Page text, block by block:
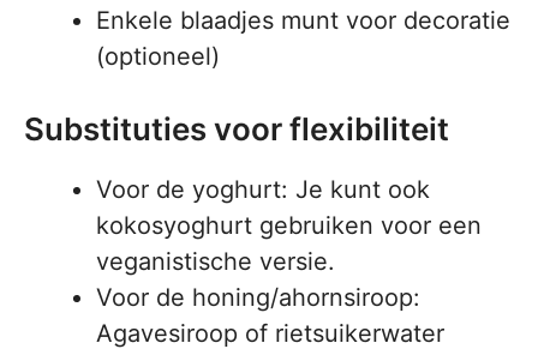
Enkele blaadjes munt voor decoratie
(optioneel)
Substituties voor flexibiliteit
Voor de yoghurt: Je kunt ook
kokosyoghurt gebruiken voor een
veganistische versie.
Voor de honing/ahornsiroop:
Agavesiroop of rietsuikerwater